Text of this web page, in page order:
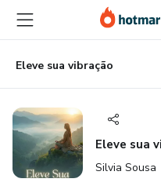
para
conteúdo
principal
para
pagamento
para
rodapé
Eleve sua vibração
Eleve sua
Silvia Sousa